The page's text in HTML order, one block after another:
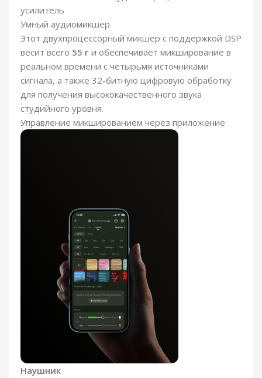
усилитель
Умный аудиомикшер
Этот двухпроцессорный микшер с поддержкой DSP
весит всего 55 г и обеспечивает микширование в
реальном времени с четырьмя источниками
сигнала, а также 32-битную цифровую обработку
для получения высококачественного звука
студийного уровня.
Управление микшированием через приложение
Наушник